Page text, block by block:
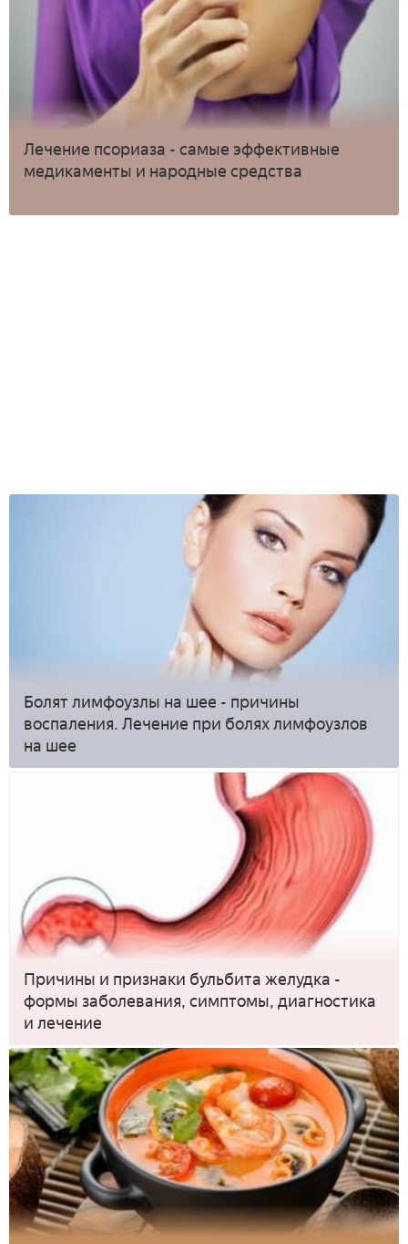
Лечение псориаза - самые эффективные
медикаменты и народные средства
Болят лимфоузлы на шее - причины
воспаления. Лечение при болях лимфоузлов
на шее
Причины и признаки бульбита желудка -
формы заболевания, симптомы, диагностика
и лечение